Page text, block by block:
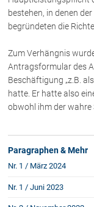
Dr. Roland Piccolruaz †
Mag. Raphaela Klotz
Rechtsnews
NOVUM
bestehen, in denen
begründeten die
Zum Verhängnis
Antragsformular des
Beschäftigung „z.B.
hatte. Er hatte also
obwohl ihm der wahre
Paragraphen & Mehr
Nr. 1 / März 2024
Nr. 1 / Juni 2023